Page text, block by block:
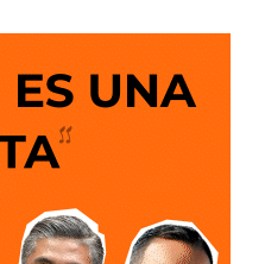
Ana María G. Costilla y
la colonia La Victoria,
de la red de drenaje en la
mejora el desalojo
las colonias
Bugambilias y La